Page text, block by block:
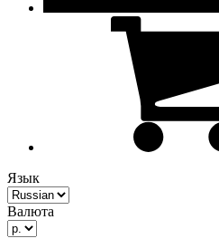
Язык
Валюта